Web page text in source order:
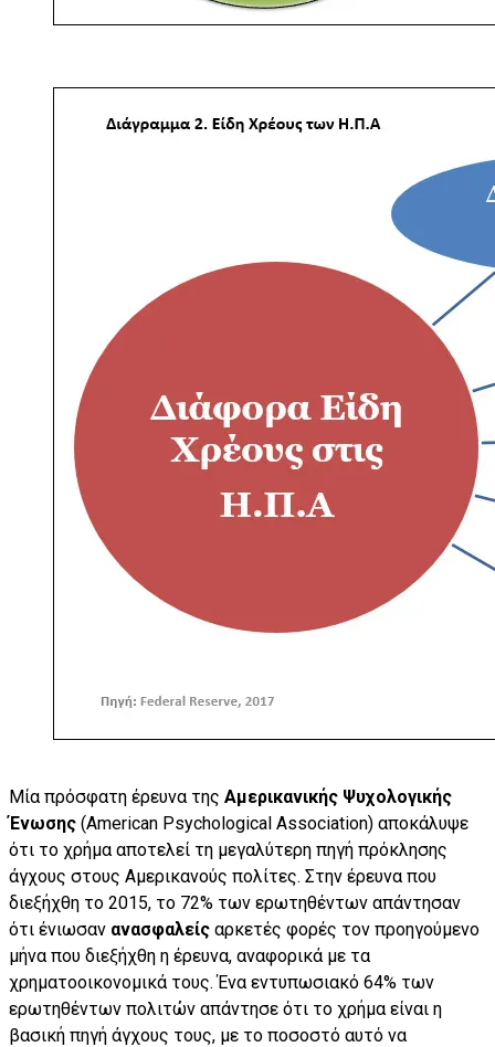
Μία πρόσφατη έρευνα της Αμερικανικής Ψυχολογικής
Ένωσης (American Psychological Association) αποκάλυψε
ότι το χρήμα αποτελεί τη μεγαλύτερη πηγή πρόκλησης
άγχους στους Αμερικανούς πολίτες. Στην έρευνα που
διεξήχθη το 2015, το 72% των ερωτηθέντων απάντησαν
ότι ένιωσαν ανασφαλείς αρκετές φορές τον προηγούμενο
μήνα που διεξήχθη η έρευνα, αναφορικά με τα
χρηματοοικονομικά τους. Ένα εντυπωσιακό 64% των
ερωτηθέντων πολιτών απάντησε ότι το χρήμα είναι η
βασική πηγή άγχους τους, με το ποσοστό αυτό να